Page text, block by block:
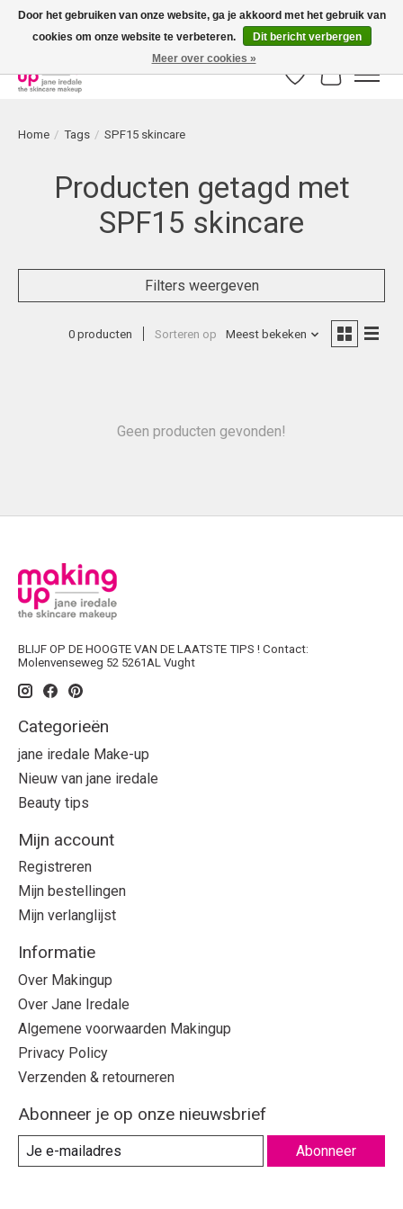
Bestellingen boven € 50,00 worden altijd gratis verzonden!
Verlanglijst
Home / Tags / SPF15 skincare
Producten getagd met
SPF15 skincare
Filters weergeven
0 producten Sorteren op Meest bekeken
Geen producten gevonden!
BLIJF OP DE HOOGTE VAN DE LAATSTE TIPS ! Contact:
Molenvenseweg 52 5261AL Vught
Categorieën
jane iredale Make-up
Nieuw van jane iredale
Beauty tips
Mijn account
Registreren
Mijn bestellingen
Mijn verlanglijst
Informatie
Over Makingup
Over Jane Iredale
Algemene voorwaarden Makingup
Privacy Policy
Verzenden & retourneren
Abonneer je op onze nieuwsbrief
Abonneer
Door het gebruiken van onze website, ga je akkoord met het gebruik van
cookies om onze website te verbeteren.
Dit bericht verbergen
Meer over cookies »